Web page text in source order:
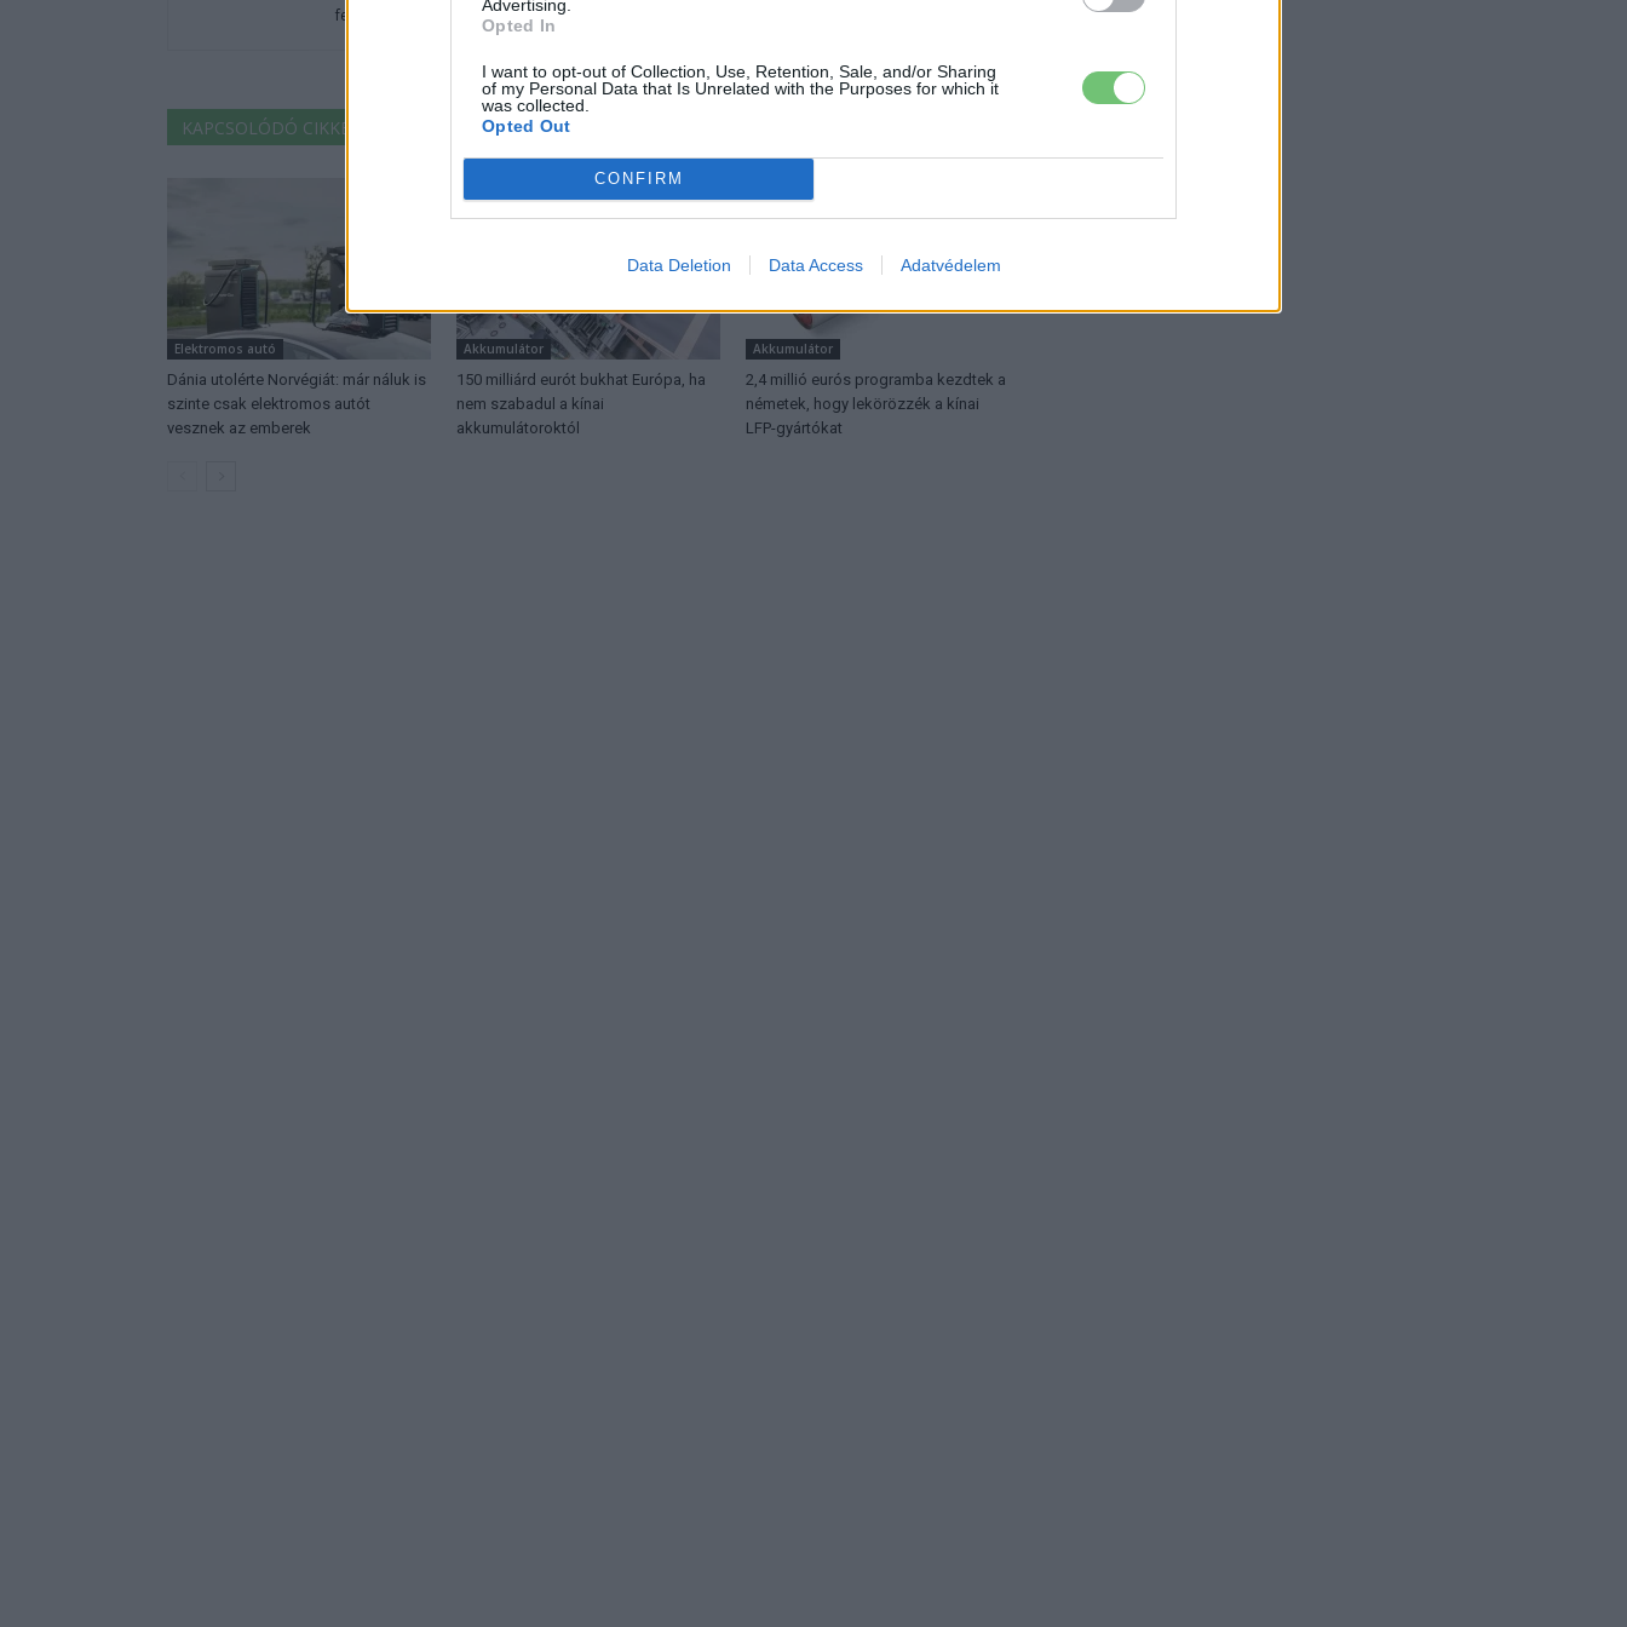
Advertising.
Opted In
I want to opt-out of Collection, Use, Retention, Sale, and/or Sharing
of my Personal Data that Is Unrelated with the Purposes for which it
was collected.
Opted Out
CONFIRM
Data Deletion Data Access Adatvédelem
fenntarthatóság területén? Akkor jó helyen jársz!
KAPCSOLÓDÓ CIKKEK TÖBB A SZERZŐTŐL
Elektromos autó
Dánia utolérte Norvégiát: már náluk is
szinte csak elektromos autót
vesznek az emberek
Akkumulátor
150 milliárd eurót bukhat Európa, ha
nem szabadul a kínai
akkumulátoroktól
Akkumulátor
2,4 millió eurós programba kezdtek a
németek, hogy lekörözzék a kínai
LFP-gyártókat